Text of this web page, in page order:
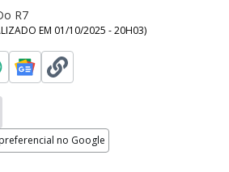
R7
EM 01/10/2025 - 20H03)
no Google